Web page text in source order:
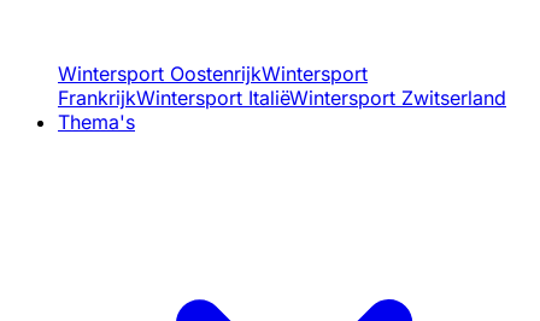
Wintersport OostenrijkWintersport
FrankrijkWintersport ItaliëWintersport Zwitserland
Thema's